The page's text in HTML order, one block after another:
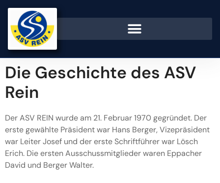
Die Geschichte des ASV
Rein
Der ASV REIN wurde am 21. Februar 1970 gegründet. Der
erste gewählte Präsident war Hans Berger, Vizepräsident
war Leiter Josef und der erste Schriftführer war Lösch
Erich. Die ersten Ausschussmitglieder waren Eppacher
David und Berger Walter.